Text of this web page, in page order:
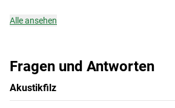
Fragen und Antworten
Akustikfilz
Alle ansehen